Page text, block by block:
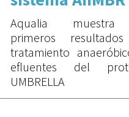
Aqualia
primeros
tratamiento
efluentes del
UMBRELLA